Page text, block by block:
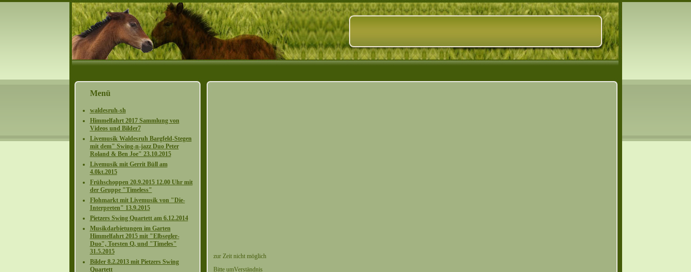
Menü
waldesruh-sh
Himmelfahrt 2017 Sammlung von
Videos und Bilder7
Livemusik Waldesruh Bargfeld-Stegen
mit dem" Swing-n-jazz Duo Peter
Roland & Ben Joe" 23.10.2015
Livemusik mit Gerrit Büll am
4.0kt.2015
Frühschoppen 20.9.2015 12.00 Uhr mit
der Gruppe "Timeless"
Flohmarkt mit Livemusik von "Die-
Interpreten" 13.9.2015
Pietzers Swing Quartett am 6.12.2014
Musikdarbietungen im Garten
Himmelfahrt 2015 mit "Elbsegler-
Duo", Torsten Q, und "Timeles"
31.5.2015
Bilder 8.2.2013 mit Pietzers Swing
Quartett
zur Zeit nicht möglich
Bitte umVerständnis